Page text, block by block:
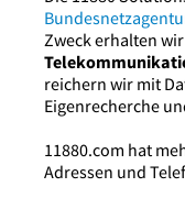
Zweck erhalten
reichern wir mit
Eigenrecherche
11880.com hat
Adressen und